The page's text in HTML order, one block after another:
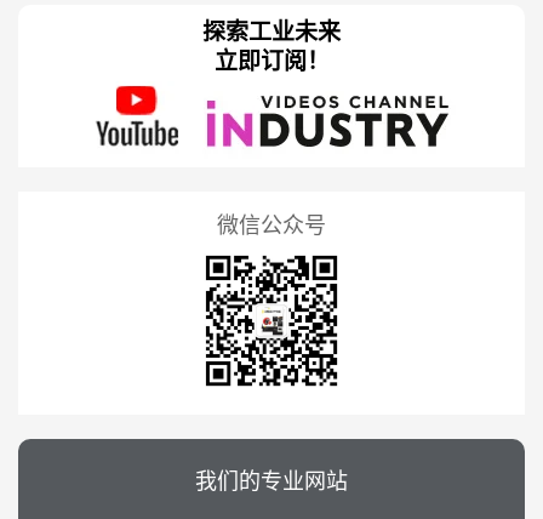
探索工业未来
立即订阅！
微信公众号
我们的专业网站